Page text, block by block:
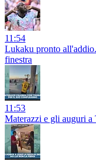
11:54
Lukaku pronto
finestra
11:53
Materazzi e gli auguri a